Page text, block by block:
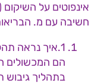
אינפוטים על
חשיבה עם מ.
1.איך נראה
הם המכשולים
בתהליך גיבוש